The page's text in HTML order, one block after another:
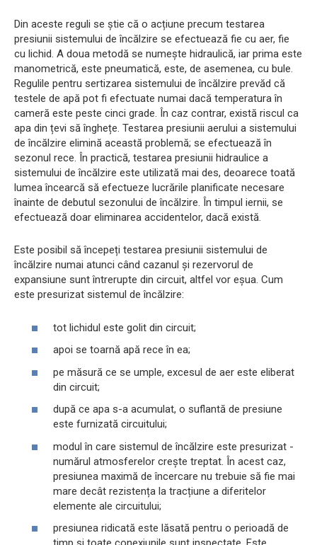
Din aceste reguli se știe că o acțiune precum testarea
presiunii sistemului de încălzire se efectuează fie cu aer, fie
cu lichid. A doua metodă se numește hidraulică, iar prima este
manometrică, este pneumatică, este, de asemenea, cu bule.
Regulile pentru sertizarea sistemului de încălzire prevăd că
testele de apă pot fi efectuate numai dacă temperatura în
cameră este peste cinci grade. În caz contrar, există riscul ca
apa din țevi să înghețe. Testarea presiunii aerului a sistemului
de încălzire elimină această problemă; se efectuează în
sezonul rece. În practică, testarea presiunii hidraulice a
sistemului de încălzire este utilizată mai des, deoarece toată
lumea încearcă să efectueze lucrările planificate necesare
înainte de debutul sezonului de încălzire. În timpul iernii, se
efectuează doar eliminarea accidentelor, dacă există.
Este posibil să începeți testarea presiunii sistemului de
încălzire numai atunci când cazanul și rezervorul de
expansiune sunt întrerupte din circuit, altfel vor eșua. Cum
este presurizat sistemul de încălzire:
tot lichidul este golit din circuit;
apoi se toarnă apă rece în ea;
pe măsură ce se umple, excesul de aer este eliberat
din circuit;
după ce apa s-a acumulat, o suflantă de presiune
este furnizată circuitului;
modul în care sistemul de încălzire este presurizat -
numărul atmosferelor crește treptat. În acest caz,
presiunea maximă de încercare nu trebuie să fie mai
mare decât rezistența la tracțiune a diferitelor
elemente ale circuitului;
presiunea ridicată este lăsată pentru o perioadă de